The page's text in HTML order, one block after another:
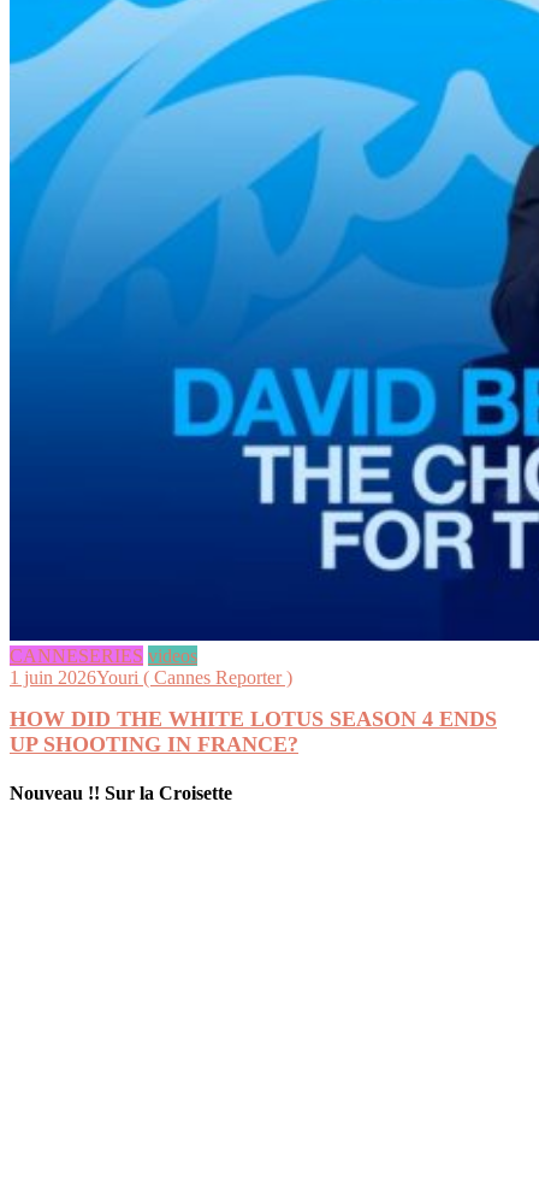
CANNESERIES videos
1 juin 2026Youri ( Cannes Reporter )
HOW DID THE WHITE LOTUS SEASON 4 ENDS
UP SHOOTING IN FRANCE?
Nouveau !! Sur la Croisette